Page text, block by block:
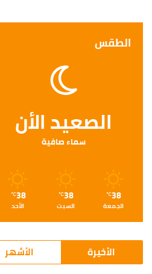
الطقس
الصعيد الأن
سماء صافية
38
℃
الجمعة
38
℃
السبت
38
℃
الأحد
الأخيرة الأشهر